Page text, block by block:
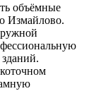
объёмные
Измайлово.